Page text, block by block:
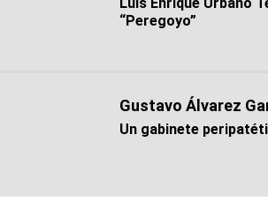
“Peregoyo”
Gustavo Álvarez
Un gabinete